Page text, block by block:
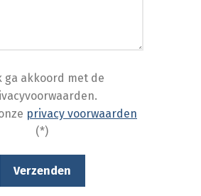
ga akkoord met de
privacy voorwaarden
(*)